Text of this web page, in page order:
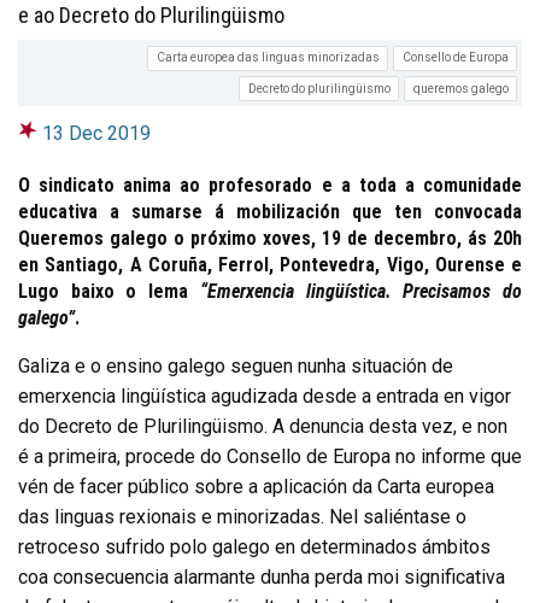
e ao Decreto do Plurilingüismo
Carta europea das linguas minorizadas Consello de Europa
Decreto do plurilingüismo queremos galego
13 Dec 2019
O sindicato anima ao profesorado e a toda a comunidade
educativa a sumarse á mobilización que ten convocada
Queremos galego o próximo xoves, 19 de decembro, ás 20h
en Santiago, A Coruña, Ferrol, Pontevedra, Vigo, Ourense e
Lugo baixo o lema “Emerxencia lingüística. Precisamos do
galego”.
Galiza e o ensino galego seguen nunha situación de
emerxencia lingüística agudizada desde a entrada en vigor
do Decreto de Plurilingüismo. A denuncia desta vez, e non
é a primeira, procede do Consello de Europa no informe que
vén de facer público sobre a aplicación da Carta europea
das linguas rexionais e minorizadas. Nel saliéntase o
retroceso sufrido polo galego en determinados ámbitos
coa consecuencia alarmante dunha perda moi significativa